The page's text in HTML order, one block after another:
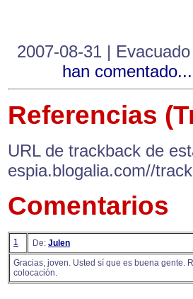
2007-08-31 |
han comentado...
Referencias
URL de trackback de
espia.blogalia.com//
Comentarios
1 De: Julen
Gracias, joven. Usted sí que es buena gente.
colocación.